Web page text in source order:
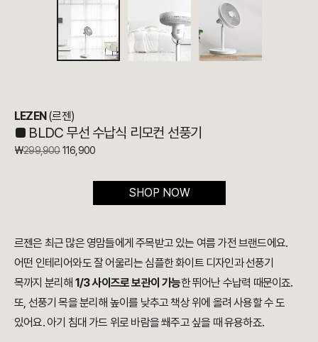
LEZEN(르젠)
■ BLDC 무선 수납식 리모컨 선풍기
₩299,900 116,900
SHOP NOW
르젠은 최근 많은 영맘들에게 주목받고 있는 여름 가전 브랜드에요.
어떤 인테리어와도 잘 어울리는 심플한 화이트 디자인과 선풍기
목까지 분리해 1/3 사이즈로 보관이 가능한 뛰어난 수납력 때문이죠.
또, 선풍기 목을 분리해 높이를 낮추고 책상 위에 올려 사용할 수 도
있어요.아기 침대 가드 위로 바람을 쐐주고 싶을 때 유용하죠.